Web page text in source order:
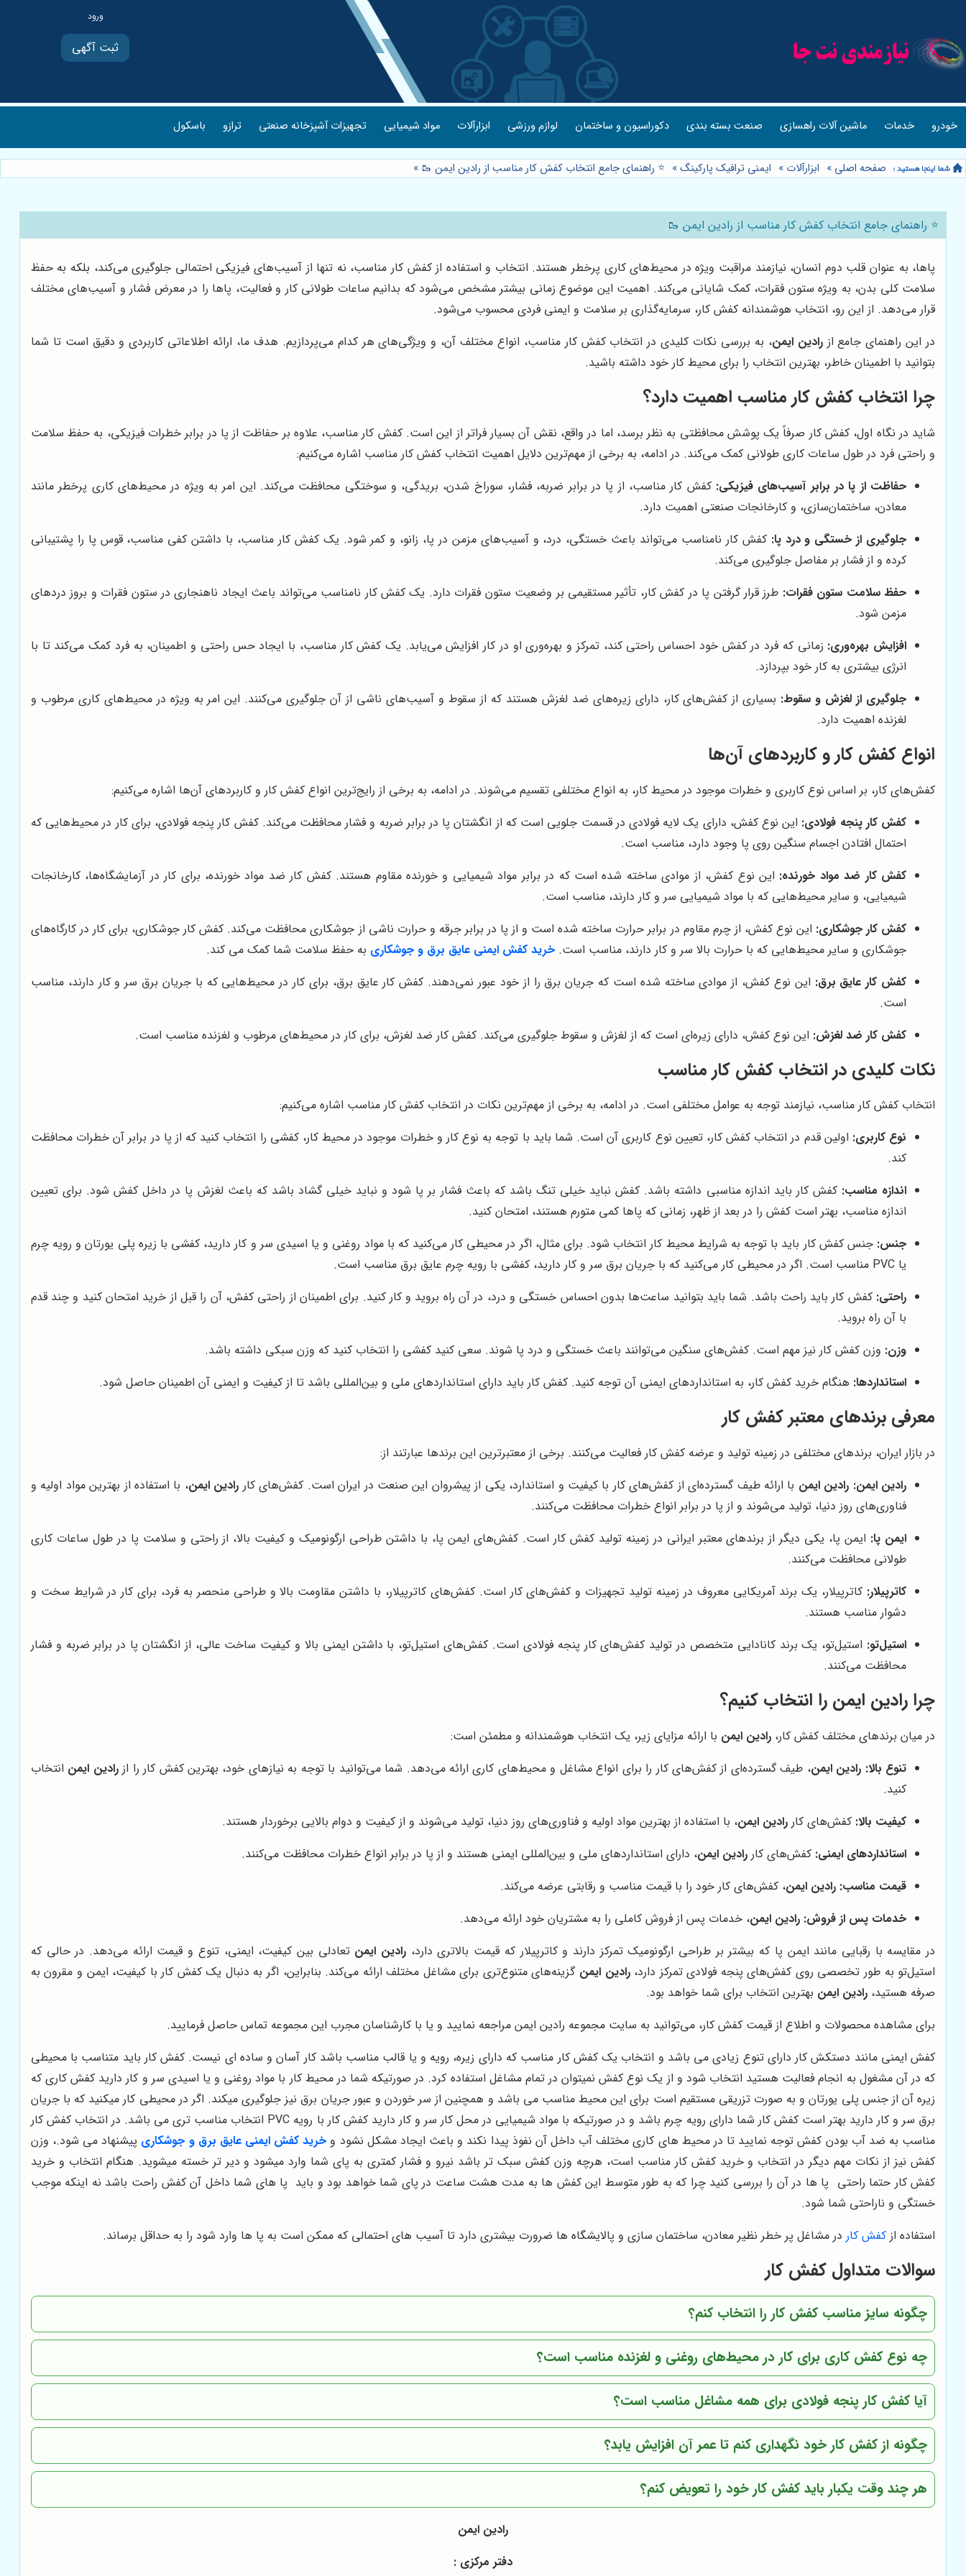
ثبت آگهی
خودرو خدمات ماشین آلات راهسازی صنعت بسته بندی دکوراسیون و ساختمان لوازم ورزشی ابزارآلات مواد شیمیایی تجهیزات آشپزخانه صنعتی ترازو باسکول
صفحه اصلی » ابزارآلات » ایمنی ترافیک پارکینگ» ⭐️ راهنمای جامع انتخاب کفش کار مناسب از رادین ایمن 🥾 »
⭐️ راهنمای جامع انتخاب کفش کار مناسب از رادین ایمن 🥾
پاها، به عنوان قلب دوم انسان، نیازمند مراقبت ویژه در محیط‌های کاری پرخطر هستند. انتخاب و استفاده از کفش کار مناسب، نه تنها از آسیب‌های فیزیکی احتمالی جلوگیری می‌کند، بلکه به حفظ
سلامت کلی بدن، به ویژه ستون فقرات، کمک شایانی می‌کند. اهمیت این موضوع زمانی بیشتر مشخص می‌شود که بدانیم ساعات طولانی کار و فعالیت، پاها را در معرض فشار و آسیب‌های مختلف
قرار می‌دهد. از این رو، انتخاب هوشمندانه کفش کار، سرمایه‌گذاری بر سلامت و ایمنی فردی محسوب می‌شود.
در این راهنمای جامع ازرادین ایمن، به بررسی نکات کلیدی در انتخاب کفش کار مناسب، انواع مختلف آن، و ویژگی‌های هر کدام می‌پردازیم. هدف ما، ارائه اطلاعاتی کاربردی و دقیق است تا شما
بتوانید با اطمینان خاطر، بهترین انتخاب را برای محیط کار خود داشته باشید.
چرا انتخاب کفش کار مناسب اهمیت دارد؟
شاید در نگاه اول، کفش کار صرفاً یک پوشش محافظتی به نظر برسد، اما در واقع، نقش آن بسیار فراتر از این است. کفش کار مناسب، علاوه بر حفاظت از پا در برابر خطرات فیزیکی، به حفظ سلامت
و راحتی فرد در طول ساعات کاری طولانی کمک می‌کند. در ادامه، به برخی از مهم‌ترین دلایل اهمیت انتخاب کفش کار مناسب اشاره می‌کنیم:
حفاظت از پا در برابر آسیب‌های فیزیکی: کفش کار مناسب، از پا در برابر ضربه، فشار، سوراخ شدن، بریدگی، و سوختگی محافظت می‌کند. این امر به ویژه در محیط‌های کاری پرخطر مانند
معادن، ساختمان‌سازی، و کارخانجات صنعتی اهمیت دارد.
جلوگیری از خستگی و درد پا: کفش کار نامناسب می‌تواند باعث خستگی، درد، و آسیب‌های مزمن در پا، زانو، و کمر شود. یک کفش کار مناسب، با داشتن کفی مناسب، قوس پا را پشتیبانی
کرده و از فشار بر مفاصل جلوگیری می‌کند.
حفظ سلامت ستون فقرات: طرز قرار گرفتن پا در کفش کار، تأثیر مستقیمی بر وضعیت ستون فقرات دارد. یک کفش کار نامناسب می‌تواند باعث ایجاد ناهنجاری در ستون فقرات و بروز دردهای
مزمن شود.
افزایش بهره‌وری: زمانی که فرد در کفش خود احساس راحتی کند، تمرکز و بهره‌وری او در کار افزایش می‌یابد. یک کفش کار مناسب، با ایجاد حس راحتی و اطمینان، به فرد کمک می‌کند تا با
انرژی بیشتری به کار خود بپردازد.
جلوگیری از لغزش و سقوط: بسیاری از کفش‌های کار، دارای زیره‌های ضد لغزش هستند که از سقوط و آسیب‌های ناشی از آن جلوگیری می‌کنند. این امر به ویژه در محیط‌های کاری مرطوب و
لغزنده اهمیت دارد.
انواع کفش کار و کاربردهای آن‌ها
کفش‌های کار، بر اساس نوع کاربری و خطرات موجود در محیط کار، به انواع مختلفی تقسیم می‌شوند. در ادامه، به برخی از رایج‌ترین انواع کفش کار و کاربردهای آن‌ها اشاره می‌کنیم:
کفش کار پنجه فولادی: این نوع کفش، دارای یک لایه فولادی در قسمت جلویی است که از انگشتان پا در برابر ضربه و فشار محافظت می‌کند. کفش کار پنجه فولادی، برای کار در محیط‌هایی که
احتمال افتادن اجسام سنگین روی پا وجود دارد، مناسب است.
کفش کار ضد مواد خورنده: این نوع کفش، از موادی ساخته شده است که در برابر مواد شیمیایی و خورنده مقاوم هستند. کفش کار ضد مواد خورنده، برای کار در آزمایشگاه‌ها، کارخانجات
شیمیایی، و سایر محیط‌هایی که با مواد شیمیایی سر و کار دارند، مناسب است.
کفش کار جوشکاری: این نوع کفش، از چرم مقاوم در برابر حرارت ساخته شده است و از پا در برابر جرقه و حرارت ناشی از جوشکاری محافظت می‌کند. کفش کار جوشکاری، برای کار در کارگاه‌های
جوشکاری و سایر محیط‌هایی که با حرارت بالا سر و کار دارند، مناسب است. خرید کفش ایمنی عایق برق و جوشکاری به حفظ سلامت شما کمک می کند.
کفش کار عایق برق: این نوع کفش، از موادی ساخته شده است که جریان برق را از خود عبور نمی‌دهند. کفش کار عایق برق، برای کار در محیط‌هایی که با جریان برق سر و کار دارند، مناسب
است.
کفش کار ضد لغزش: این نوع کفش، دارای زیره‌ای است که از لغزش و سقوط جلوگیری می‌کند. کفش کار ضد لغزش، برای کار در محیط‌های مرطوب و لغزنده مناسب است.
نکات کلیدی در انتخاب کفش کار مناسب
انتخاب کفش کار مناسب، نیازمند توجه به عوامل مختلفی است. در ادامه، به برخی از مهم‌ترین نکات در انتخاب کفش کار مناسب اشاره می‌کنیم:
نوع کاربری: اولین قدم در انتخاب کفش کار، تعیین نوع کاربری آن است. شما باید با توجه به نوع کار و خطرات موجود در محیط کار، کفشی را انتخاب کنید که از پا در برابر آن خطرات محافظت
کند.
اندازه مناسب: کفش کار باید اندازه مناسبی داشته باشد. کفش نباید خیلی تنگ باشد که باعث فشار بر پا شود و نباید خیلی گشاد باشد که باعث لغزش پا در داخل کفش شود. برای تعیین
اندازه مناسب، بهتر است کفش را در بعد از ظهر، زمانی که پاها کمی متورم هستند، امتحان کنید.
جنس: جنس کفش کار باید با توجه به شرایط محیط کار انتخاب شود. برای مثال، اگر در محیطی کار می‌کنید که با مواد روغنی و یا اسیدی سر و کار دارید، کفشی با زیره پلی یورتان و رویه چرم
یا PVC مناسب است. اگر در محیطی کار می‌کنید که با جریان برق سر و کار دارید، کفشی با رویه چرم عایق برق مناسب است.
راحتی: کفش کار باید راحت باشد. شما باید بتوانید ساعت‌ها بدون احساس خستگی و درد، در آن راه بروید و کار کنید. برای اطمینان از راحتی کفش، آن را قبل از خرید امتحان کنید و چند قدم
با آن راه بروید.
وزن: وزن کفش کار نیز مهم است. کفش‌های سنگین می‌توانند باعث خستگی و درد پا شوند. سعی کنید کفشی را انتخاب کنید که وزن سبکی داشته باشد.
استانداردها: هنگام خرید کفش کار، به استانداردهای ایمنی آن توجه کنید. کفش کار باید دارای استانداردهای ملی و بین‌المللی باشد تا از کیفیت و ایمنی آن اطمینان حاصل شود.
معرفی برندهای معتبر کفش کار
در بازار ایران، برندهای مختلفی در زمینه تولید و عرضه کفش کار فعالیت می‌کنند. برخی از معتبرترین این برندها عبارتند از:
رادین ایمن: رادین ایمن با ارائه طیف گسترده‌ای از کفش‌های کار با کیفیت و استاندارد، یکی از پیشروان این صنعت در ایران است. کفش‌های کار رادین ایمن، با استفاده از بهترین مواد اولیه و
فناوری‌های روز دنیا، تولید می‌شوند و از پا در برابر انواع خطرات محافظت می‌کنند.
ایمن پا: ایمن پا، یکی دیگر از برندهای معتبر ایرانی در زمینه تولید کفش کار است. کفش‌های ایمن پا، با داشتن طراحی ارگونومیک و کیفیت بالا، از راحتی و سلامت پا در طول ساعات کاری
طولانی محافظت می‌کنند.
کاترپیلار: کاترپیلار، یک برند آمریکایی معروف در زمینه تولید تجهیزات و کفش‌های کار است. کفش‌های کاترپیلار، با داشتن مقاومت بالا و طراحی منحصر به فرد، برای کار در شرایط سخت و
دشوار مناسب هستند.
استیل‌تو: استیل‌تو، یک برند کانادایی متخصص در تولید کفش‌های کار پنجه فولادی است. کفش‌های استیل‌تو، با داشتن ایمنی بالا و کیفیت ساخت عالی، از انگشتان پا در برابر ضربه و فشار
محافظت می‌کنند.
چرا رادین ایمن را انتخاب کنیم؟
در میان برندهای مختلف کفش کار، رادین ایمن با ارائه مزایای زیر، یک انتخاب هوشمندانه و مطمئن است:
تنوع بالا: رادین ایمن، طیف گسترده‌ای از کفش‌های کار را برای انواع مشاغل و محیط‌های کاری ارائه می‌دهد. شما می‌توانید با توجه به نیازهای خود، بهترین کفش کار را ازرادین ایمن انتخاب
کنید.
کیفیت بالا: کفش‌های کار رادین ایمن، با استفاده از بهترین مواد اولیه و فناوری‌های روز دنیا، تولید می‌شوند و از کیفیت و دوام بالایی برخوردار هستند.
استانداردهای ایمنی: کفش‌های کار رادین ایمن، دارای استانداردهای ملی و بین‌المللی ایمنی هستند و از پا در برابر انواع خطرات محافظت می‌کنند.
قیمت مناسب: رادین ایمن، کفش‌های کار خود را با قیمت مناسب و رقابتی عرضه می‌کند.
خدمات پس از فروش: رادین ایمن، خدمات پس از فروش کاملی را به مشتریان خود ارائه می‌دهد.
در مقایسه با رقبایی مانند ایمن پا که بیشتر بر طراحی ارگونومیک تمرکز دارند و کاترپیلار که قیمت بالاتری دارد، رادین ایمن تعادلی بین کیفیت، ایمنی، تنوع و قیمت ارائه می‌دهد. در حالی که
استیل‌تو به طور تخصصی روی کفش‌های پنجه فولادی تمرکز دارد،رادین ایمن گزینه‌های متنوع‌تری برای مشاغل مختلف ارائه می‌کند. بنابراین، اگر به دنبال یک کفش کار با کیفیت، ایمن و مقرون به
صرفه هستید، رادین ایمن بهترین انتخاب برای شما خواهد بود.
برای مشاهده محصولات و اطلاع از قیمت کفش کار، می‌توانید به سایت مجموعه رادین ایمن مراجعه نمایید و یا با کارشناسان مجرب این مجموعه تماس حاصل فرمایید.
کفش ایمنی مانند دستکش کار دارای تنوع زیادی می باشد و انتخاب یک کفش کار مناسب که دارای زیره، رویه و یا قالب مناسب باشد کار آسان و ساده ای نیست. کفش کار باید متناسب با محیطی
که در آن مشغول به انجام فعالیت هستید انتخاب شود و از یک نوع کفش نمیتوان در تمام مشاغل استفاده کرد. در صورتیکه شما در محیط کار با مواد روغنی و یا اسیدی سر و کار دارید کفش کاری که
زیره آن از جنس پلی یورتان و به صورت تزریقی مستقیم است برای این محیط مناسب می باشد و همچنین از سر خوردن و عبور جریان برق نیز جلوگیری میکند. اگر در محیطی کار میکنید که با جریان
برق سر و کار دارید بهتر است کفش کار شما دارای رویه چرم باشد و در صورتیکه با مواد شیمیایی در محل کار سر و کار دارید کفش کار با رویه PVC
انتخاب مناسب تری می باشد. در انتخاب کفش کار
مناسب به ضد آب بودن کفش توجه نمایید تا در محیط های کاری مختلف آب داخل آن نفوذ پیدا نکند و باعث ایجاد مشکل نشود و خرید کفش ایمنی عایق برق و جوشکاری پیشنهاد می شود.، وزن
کفش نیز از نکات مهم دیگر در انتخاب و خرید کفش کار مناسب است، هرچه وزن کفش سبک تر باشد نیرو و فشار کمتری به پای شما وارد میشود و دیر تر خسته میشوید. هنگام انتخاب و خرید
کفش کار حتما راحتی پا ها در آن را بررسی کنید چرا که به طور متوسط این کفش ها به مدت هشت ساعت در پای شما خواهد بود و باید پا های شما داخل آن کفش راحت باشد نه اینکه موجب
خستگی و ناراحتی شما شود.
استفاده از کفش کاردر مشاغل پر خطر نظیر معادن، ساختمان سازی و پالایشگاه ها ضرورت بیشتری دارد تا آسیب های احتمالی که ممکن است به پا ها وارد شود را به حداقل برساند.
سوالات متداول کفش کار
چگونه سایز مناسب کفش کار را انتخاب کنم؟
چه نوع کفش کاری برای کار در محیط‌های روغنی و لغزنده مناسب است؟
آیا کفش کار پنجه فولادی برای همه مشاغل مناسب است؟
چگونه از کفش کار خود نگهداری کنم تا عمر آن افزایش یابد؟
هر چند وقت یکبار باید کفش کار خود را تعویض کنم؟
رادین ایمن
دفتر مرکزی :